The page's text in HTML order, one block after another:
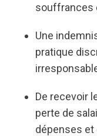
souffrances
Une
pratique
De recevoir
perte de
dépenses